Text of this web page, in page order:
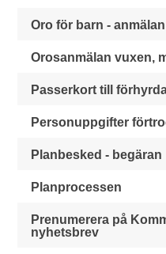
Oro för barn - anmälan
Orosanmälan vuxen,
Passerkort till
Personuppgifter
Planbesked - begäran
Planprocessen
Prenumerera på
nyhetsbrev